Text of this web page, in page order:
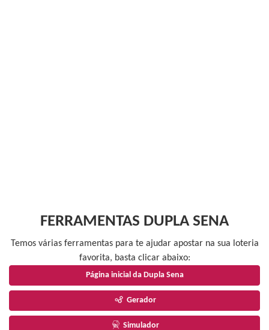
FERRAMENTAS DUPLA SENA
Temos várias ferramentas para te ajudar apostar na sua loteria
favorita, basta clicar abaixo:
Página inicial da Dupla Sena
Gerador
Simulador